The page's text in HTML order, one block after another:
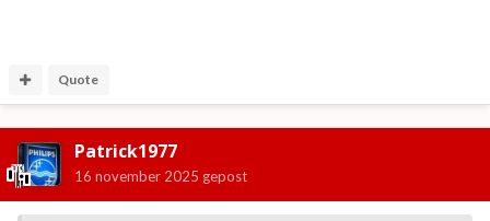
Quote
Patrick1977
16 november 2025 gepost